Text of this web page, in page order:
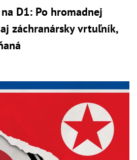
D1: Po hromadnej
záchranársky vrtuľník,